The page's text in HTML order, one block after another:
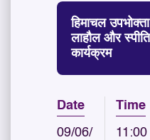
हिमाचल उपभोक्ता
लाहौल और
कार्यक्रम
Date
09/06/
Time
11:00